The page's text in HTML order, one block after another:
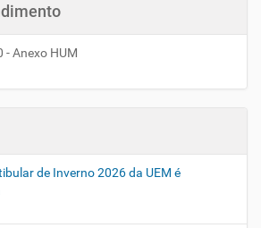
- Anexo HUM
de Inverno 2026 da UEM é